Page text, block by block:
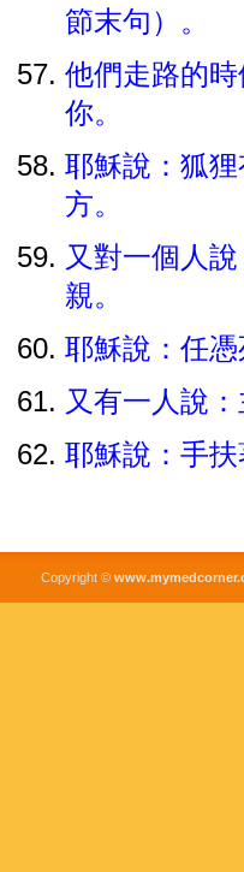
節末句）。
他們走路的
你。
耶穌說：狐
方。
又對一個人
親。
耶穌說：任
又有一人說
耶穌說：手
Copyright ©